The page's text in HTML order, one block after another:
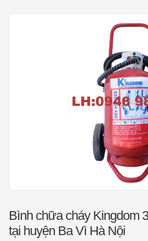
Bình chữa cháy Kingdom
tại huyện Ba Vì Hà Nội